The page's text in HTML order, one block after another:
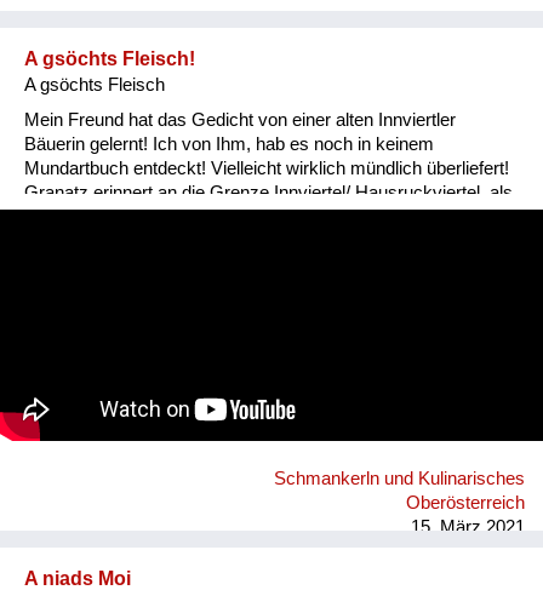
A gsöchts Fleisch!
A gsöchts Fleisch
Mein Freund hat das Gedicht von einer alten Innviertler
Bäuerin gelernt! Ich von Ihm, hab es noch in keinem
Mundartbuch entdeckt! Vielleicht wirklich mündlich überliefert!
Granatz erinnert an die Grenze Innviertel/ Hausruckviertel, als
Schmankerln und Kulinarisches
Oberösterreich
15. März 2021
A niads Moi